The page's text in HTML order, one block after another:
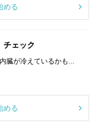
める
チェック
臓が冷えているかも...
める